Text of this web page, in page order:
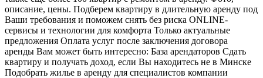
описание, цены. Подберем квартиру в длительную аренду под
Ваши требования и поможем снять без риска ONLINE-
сервисы и технологии для комфорта Только актуальные
предложения Оплата услуг после заключения договора
аренды Вам может быть интересно: База арендаторов Сдать
квартиру и получать доход, если Вы находитесь не в Минске
Подобрать жилье в аренду для специалистов компании